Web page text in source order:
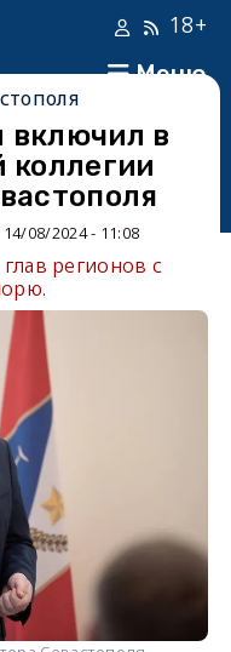
Меню
18+
включил в
коллегии
14/08/2024 - 11:08
регионов с